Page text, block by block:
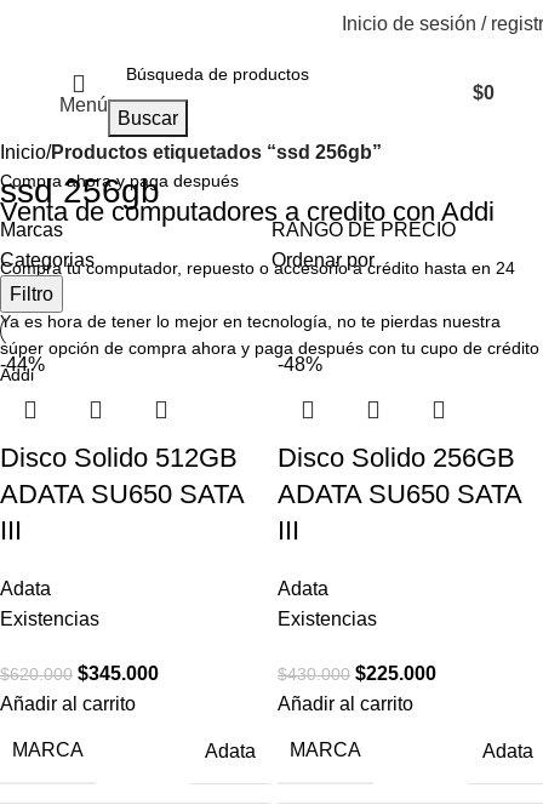
Inicio de sesión /
Menú
Buscar
$0
Inicio Productos etiquetados “ssd 256gb”
Compra ahora y paga después
Venta de computadores a credito con Addi
Compra tu computador, repuesto o accesorio a crédito hasta en 24
cuotas.
Ya es hora de tener lo mejor en tecnología, no te pierdas nuestra
súper opción de compra ahora y paga después con tu cupo de crédito
Addi
ssd 256gb
Marcas
RANGO DE PRECIO
Categorias
Ordenar por
Filtro
-44%
Disco Solido 512GB
ADATA SU650 SATA
III
Adata
Existencias
$620.000 $345.000
Añadir al carrito
MARCA Adata
-48%
Disco Solido 256GB
ADATA SU650 SATA
III
Adata
Existencias
$430.000 $225.000
Añadir al carrito
MARCA Adata